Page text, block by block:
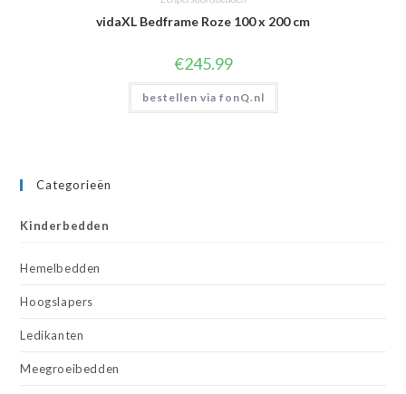
vidaXL Bedframe Roze 100 x 200 cm
€245.99
bestellen via fonQ.nl
Categorieën
Kinderbedden
Hemelbedden
Hoogslapers
Ledikanten
Meegroeibedden